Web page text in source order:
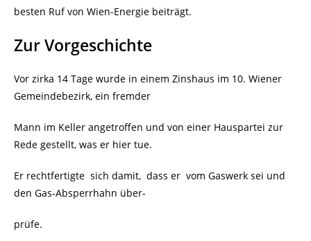
besten Ruf von Wien-Energie beiträgt.
Zur Vorgeschichte
Vor zirka 14 Tage wurde in einem Zinshaus im 10. Wiener
Gemeindebezirk, ein fremder
Mann im Keller angetroffen und von einer Hauspartei zur
Rede gestellt, was er hier tue.
Er rechtfertigte sich damit, dass er vom Gaswerk sei und
den Gas-Absperrhahn über-
prüfe.